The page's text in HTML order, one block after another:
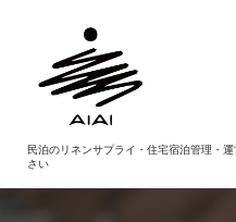
民泊のリネンサプライ・住宅宿泊管理・
さい